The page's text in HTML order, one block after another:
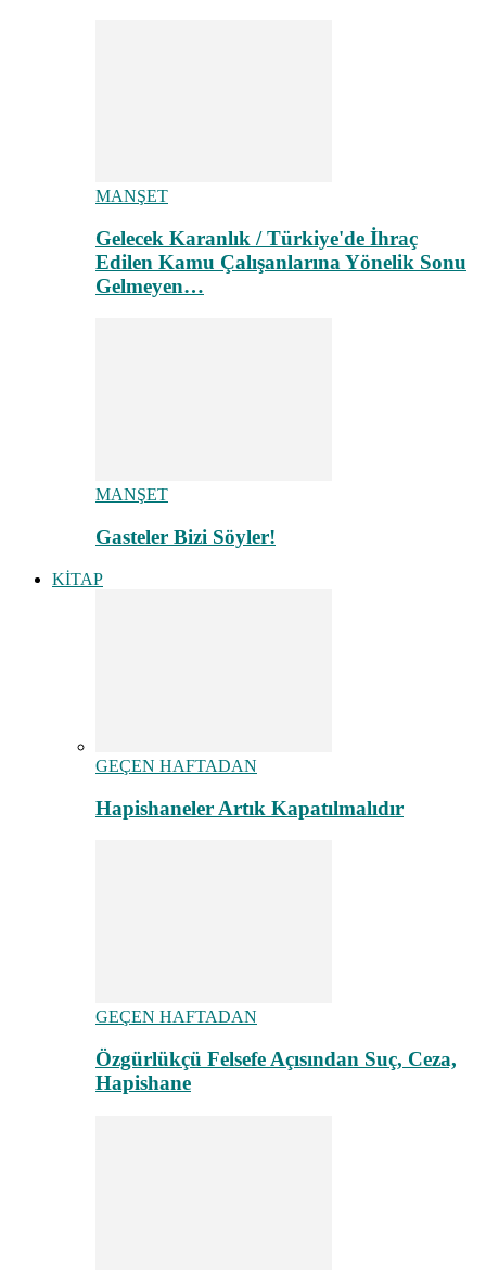
MANŞET
Gelecek Karanlık / Türkiye'de İhraç
Edilen Kamu Çalışanlarına Yönelik Sonu
Gelmeyen…
MANŞET
Gasteler Bizi Söyler!
KİTAP
GEÇEN HAFTADAN
Hapishaneler Artık Kapatılmalıdır
GEÇEN HAFTADAN
Özgürlükçü Felsefe Açısından Suç, Ceza,
Hapishane